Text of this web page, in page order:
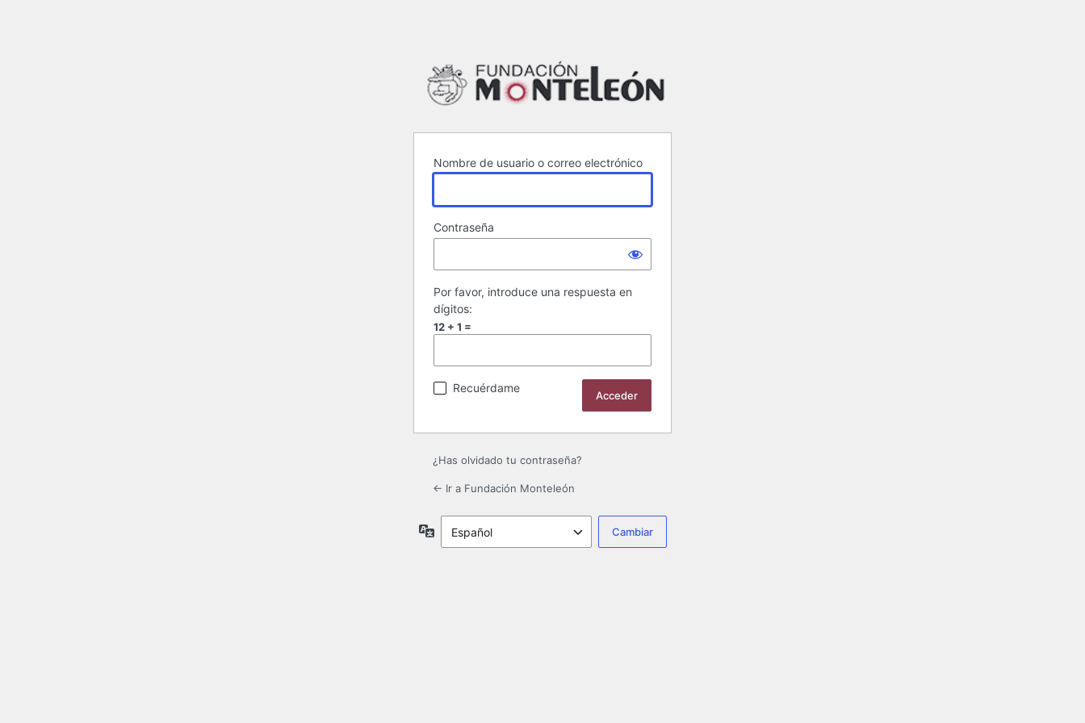
Nombre de usuario o correo electrónico
Contraseña
Por favor, introduce una respuesta en
dígitos:
12 + 1 =
Recuérdame
¿Has olvidado tu contraseña?
← Ir a Fundación Monteleón
Idioma